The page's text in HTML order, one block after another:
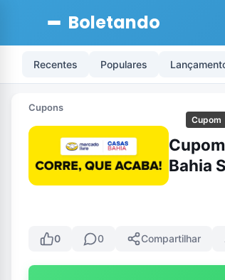
Boletando
Recentes Populares
Cupons
Cupom
Bahia
0 0 Compartilhar